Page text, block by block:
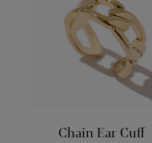
Chain Ear Cuff